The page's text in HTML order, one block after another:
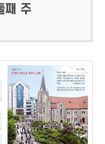
째 주